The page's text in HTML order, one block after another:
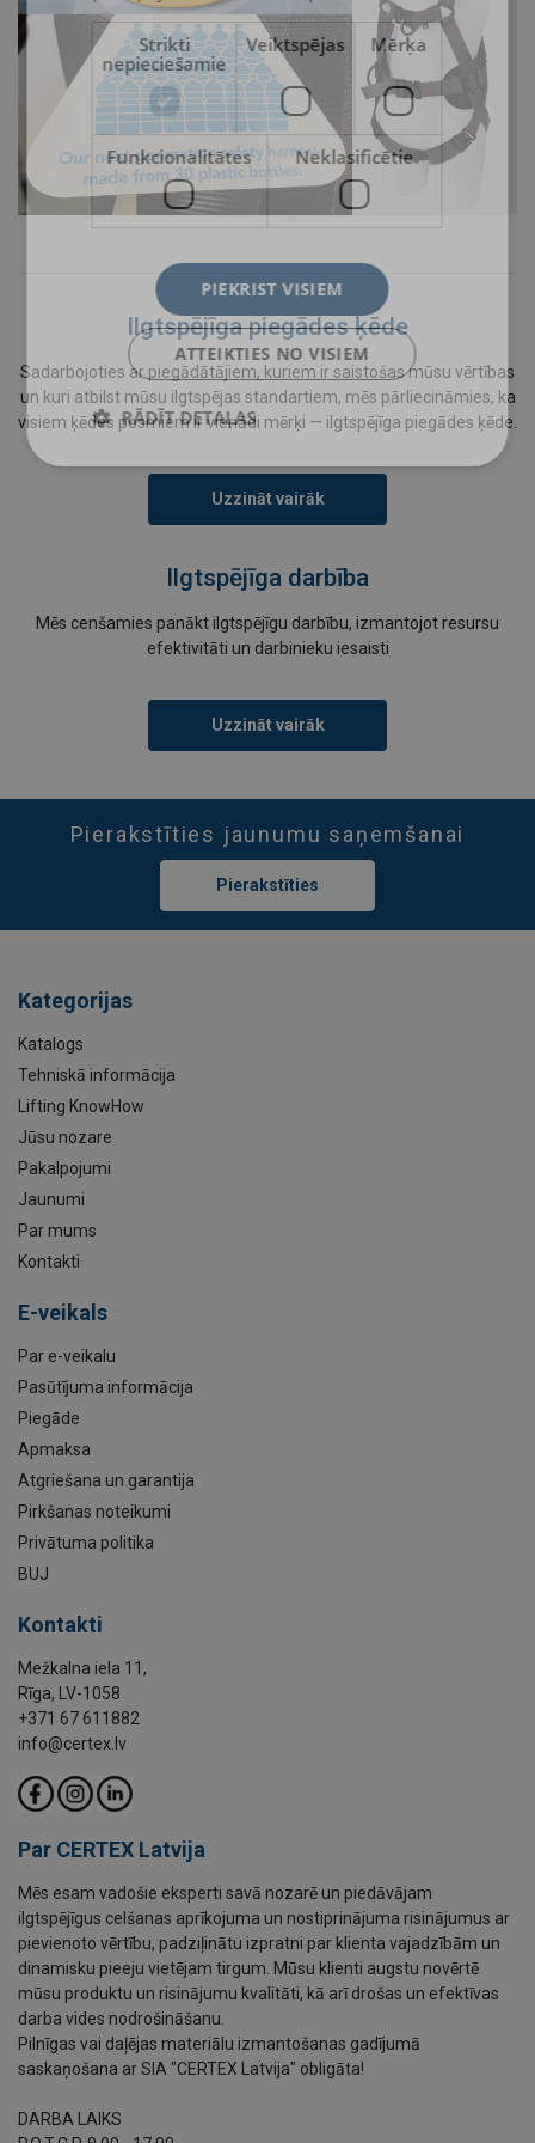
Ilgtspējīga piegādes ķēde
Sadarbojoties ar piegādātājiem, kuriem ir saistošas mūsu vērtības
un kuri atbilst mūsu ilgtspējas standartiem, mēs pārliecināmies, ka
visiem ķēdes posmiem ir vienādi mērķi — ilgtspējīga piegādes ķēde.
Uzzināt vairāk
Ilgtspējīga darbība
Mēs cenšamies panākt ilgtspējīgu darbību, izmantojot resursu
efektivitāti un darbinieku iesaisti
Uzzināt vairāk
Pierakstīties jaunumu saņemšanai
Pierakstīties
Kategorijas
Katalogs
Tehniskā informācija
Lifting KnowHow
Jūsu nozare
Pakalpojumi
Jaunumi
Par mums
Kontakti
E-veikals
Par e-veikalu
Pasūtījuma informācija
Piegāde
Apmaksa
Atgriešana un garantija
Pirkšanas noteikumi
Privātuma politika
BUJ
Kontakti
Mežkalna iela 11,
Rīga, LV-1058
+371 67 611882
info@certex.lv
Par CERTEX Latvija
Mēs esam vadošie eksperti savā nozarē un piedāvājam
ilgtspējīgus celšanas aprīkojuma un nostiprinājuma risinājumus ar
pievienoto vērtību, padziļinātu izpratni par klienta vajadzībām un
dinamisku pieeju vietējam tirgum. Mūsu klienti augstu novērtē
mūsu produktu un risinājumu kvalitāti, kā arī drošas un efektīvas
darba vides nodrošināšanu.
Pilnīgas vai daļējas materiālu izmantošanas gadījumā
saskaņošana ar SIA "CERTEX Latvija" obligāta!
DARBA LAIKS
Strikti
nepieciešamie
Veiktspējas Mērķa
Funkcionalitātes Neklasificētie
PIEKRIST VISIEM
ATTEIKTIES NO VISIEM
RĀDĪT DETAĻAS